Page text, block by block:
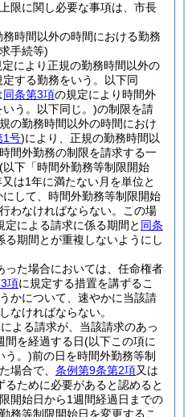
限に関し必要な事項は、市長
時間以外の時間における勤務
手続等)
定により正規の勤務時間以外の
定する勤務をいう。以下同
同条第3項の規定により時間外
う。以下同じ。)の制限を請
の勤務時間以外の時間におけ
1号)により、正規の勤務時間以
間外勤務の制限を請求する一
(以下「時間外勤務等制限開始
は1年に満たない月を単位と
にして、時間外勤務等制限開始
わなければならない。
この場
定による請求に係る期間と 同条
る期間とが重複しないようにし
った場合においては、任命権者
項に規定する措置を講ずるこ
かについて、速やかに当該請
なければならない。
よる請求が、当該請求のあっ
間を経過する日(以下この項に
う。)前の日を時間外勤務等制
場合で、 条例第9条第2項又は
るために必要があると認めると
開始日から1週間経過日までの
務等制限開始日を変更するこ